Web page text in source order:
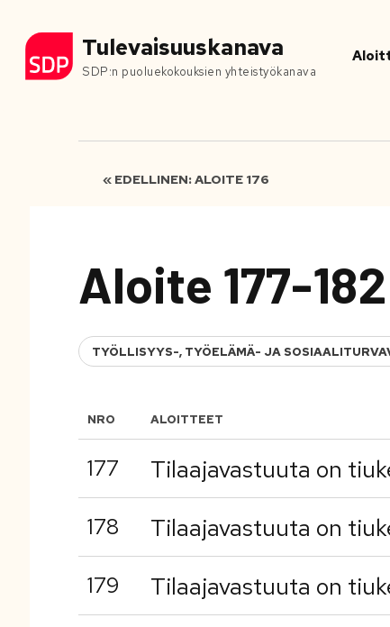
Tulevaisuuskanava
SDP:n puoluekokouksien yhteistyökanava
« EDELLINEN: ALOITE 176
Aloite 177-182
TYÖLLISYYS-, TYÖELÄMÄ- JA
NRO ALOITTEET
177 Tilaajavastuuta on
178 Tilaajavastuuta on
179 Tilaajavastuuta on